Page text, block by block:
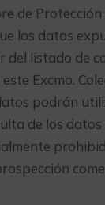
de
los datos
del listado de
Excmo.
podrán
de los datos